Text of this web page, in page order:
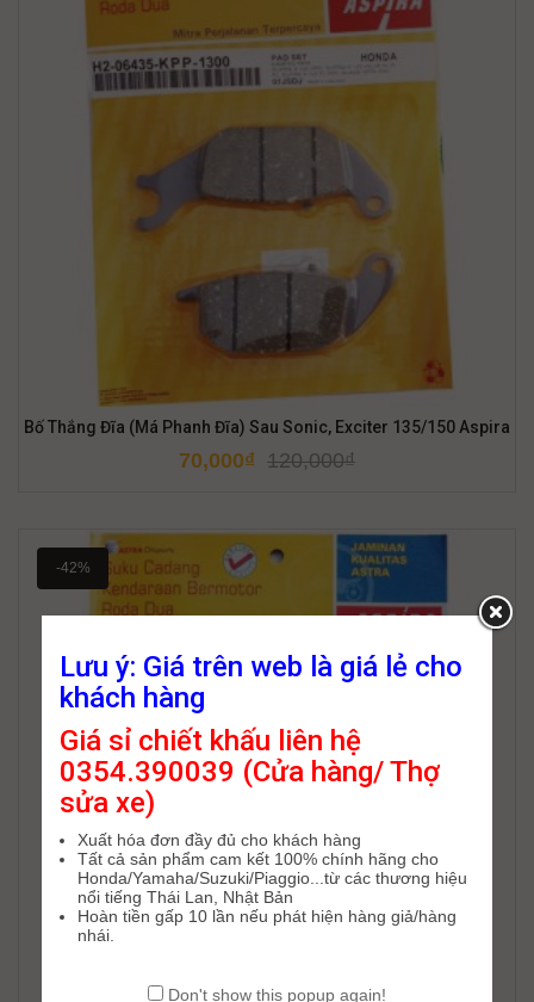
Bố Thắng Đĩa (Má Phanh Đĩa) Sau Sonic, Exciter 135/150 Aspira
120,000₫
70,000₫
-42%
Lưu ý: Giá trên web là giá lẻ cho
khách hàng
Giá sỉ chiết khấu liên hệ
0354.390039 (Cửa hàng/ Thợ
sửa xe)
Xuất hóa đơn đầy đủ cho khách hàng
Tất cả sản phẩm cam kết 100% chính hãng cho
Honda/Yamaha/Suzuki/Piaggio...từ các thương hiệu
nổi tiếng Thái Lan, Nhật Bản
Hoàn tiền gấp 10 lần nếu phát hiện hàng giả/hàng
nhái.
Don't show this popup again!